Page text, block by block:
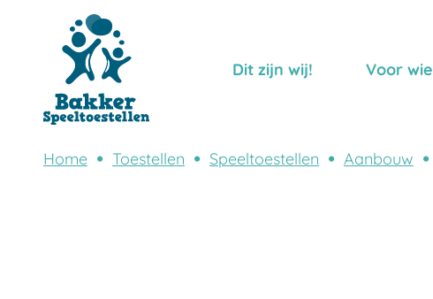
Dit zijn wij! Voor wie
Home Toestellen Speeltoestellen Aanbouw